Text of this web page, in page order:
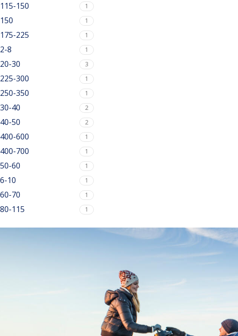
115-150 1
150 1
175-225 1
2-8 1
20-30 3
225-300 1
250-350 1
30-40 2
40-50 2
400-600 1
400-700 1
50-60 1
6-10 1
60-70 1
80-115 1